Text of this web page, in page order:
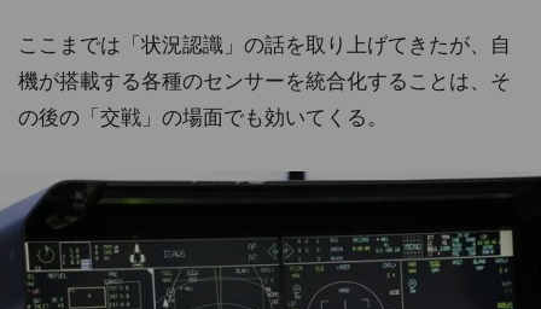
ここまでは「状況認識」の話を取り上げてきたが、自
機が搭載する各種のセンサーを統合化することは、そ
の後の「交戦」の場面でも効いてくる。